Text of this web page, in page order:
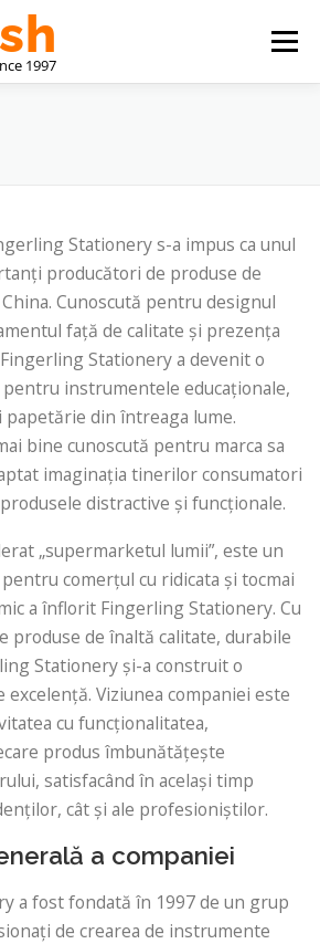
Meniu
DIN CHINA
Stationery s-a impus ca unul
producători de produse de
Cunoscută pentru designul
față de calitate și prezența
Stationery a devenit o
instrumentele educaționale,
din întreaga lume.
bine cunoscută pentru marca sa
imaginația tinerilor consumatori
distractive și funcționale.
„supermarketul lumii”, este un
comerțul cu ridicata și tocmai
a înflorit Fingerling Stationery. Cu
produse de înaltă calitate, durabile
Stationery și-a construit o
Viziunea companiei este
cu funcționalitatea,
produs îmbunătățește
satisfacând în același timp
cât și ale profesioniștilor.
a companiei
a fost fondată în 1997 de un grup
de crearea de instrumente